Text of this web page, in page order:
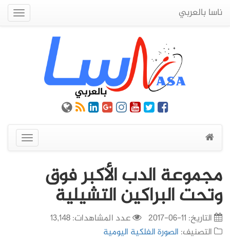
ناسا بالعربي
عرض
القائمة
مجموعة الدب الأكبر فوق
وتحت البراكين التشيلية
التاريخ: 11-06-2017
عدد المشاهدات: 13,148
التصنيف: الصورة الفلكية اليومية